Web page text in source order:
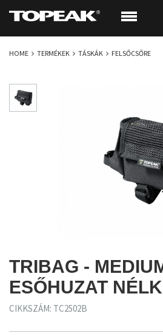
HOME TERMÉKEK TÁSKÁK FELSŐCSŐRE
TRIBAG -
ESŐHUZAT
CIKKSZÁM: TC2502B